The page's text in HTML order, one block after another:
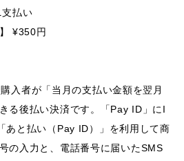
支払い
¥350円
入者が「当月の支払い金額を翌月
る後払い決済です。「Pay ID」にI
あと払い（Pay ID）」を利用して商
の入力と、電話番号に届いたSMS